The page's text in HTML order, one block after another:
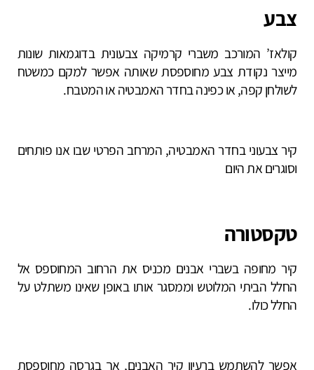
צבע
קולאז’ המורכב משברי קרמיקה צבעונית בדוגמאות שונות
מייצר נקודת צבע מחוספסת שאותה אפשר למקם כמשטח
לשולחן קפה, או כפינה בחדר האמבטיה או המטבח.
קיר צבעוני בחדר האמבטיה, המרחב הפרטי שבו אנו פותחים
וסוגרים את היום
טקסטורה
קיר מחופה בשברי אבנים מכניס את הרחוב המחוספס אל
החלל הביתי המלוטש וממסגר אותו באופן שאינו משתלט על
החלל כולו.
אפשר להשתמש ברעיון קיר האבנים, אך בגרסה מחוספסת